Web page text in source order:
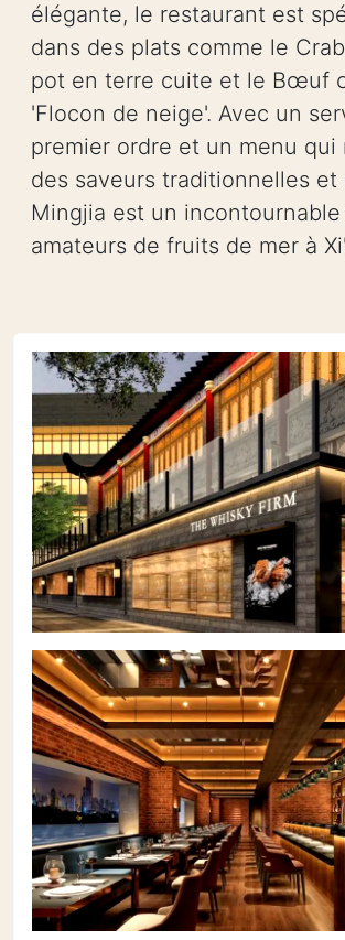
élégante, le restaurant est
dans des plats comme le
pot en terre cuite et le Bœuf
'Flocon de neige'. Avec un
premier ordre et un menu qui
des saveurs traditionnelles et
Mingjia est un
amateurs de fruits de mer à